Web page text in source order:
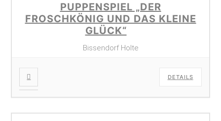
PUPPENSPIEL „DER
FROSCHKÖNIG UND DAS KLEINE
GLÜCK“
Bissendorf Holte
DETAILS